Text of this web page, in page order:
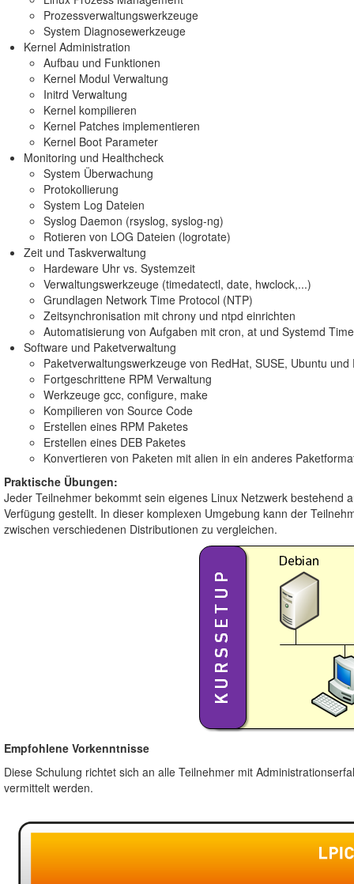
Prozessverwaltungswerkzeuge
System Diagnosewerkzeuge
Kernel Administration
Aufbau und Funktionen
Kernel Modul Verwaltung
Initrd Verwaltung
Kernel kompilieren
Kernel Patches implementieren
Kernel Boot Parameter
Monitoring und Healthcheck
System Überwachung
Protokollierung
System Log Dateien
Syslog Daemon (rsyslog, syslog-ng)
Rotieren von LOG Dateien (logrotate)
Zeit und Taskverwaltung
Hardeware Uhr vs. Systemzeit
Verwaltungswerkzeuge (timedatectl, date, hwclock,...)
Grundlagen Network Time Protocol (NTP)
Zeitsynchronisation mit chrony und ntpd einrichten
Automatisierung von Aufgaben mit cron, at und Systemd
Software und Paketverwaltung
Paketverwaltungswerkzeuge von RedHat, SUSE, Ubuntu und
Fortgeschrittene RPM Verwaltung
Werkzeuge gcc, configure, make
Kompilieren von Source Code
Erstellen eines RPM Paketes
Erstellen eines DEB Paketes
Konvertieren von Paketen mit alien in ein anderes
Praktische Übungen:
Jeder Teilnehmer bekommt sein eigenes Linux Netzwerk bestehend
Verfügung gestellt. In dieser komplexen Umgebung kann der
zwischen verschiedenen Distributionen zu vergleichen.
Empfohlene Vorkenntnisse
Diese Schulung richtet sich an alle Teilnehmer mit
vermittelt werden.